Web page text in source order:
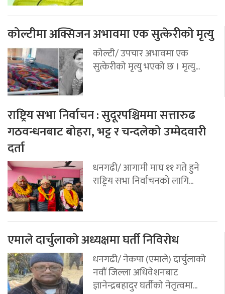
कोल्टीमा अक्सिजन अभावमा एक सुत्केरीको मृत्यु
कोल्टी/ उपचार अभावमा एक
सुत्केरीको मृत्यु भएको छ । मृत्यु...
राष्ट्रिय सभा निर्वाचन : सुदूरपश्चिममा सत्तारुढ
गठवन्धनबाट बोहरा, भट्ट र चन्दलेको उम्मेदवारी
दर्ता
धनगढी/ आगामी माघ ११ गते हुने
राष्ट्रिय सभा निर्वाचनको लागि...
एमाले दार्चुलाको अध्यक्षमा घर्ती निविरोध
धनगढी/ नेकपा (एमाले) दार्चुलाको
नवौं जिल्ला अधिवेशनबाट
ज्ञानेन्द्रबहादुर घर्तीको नेतृत्वमा...